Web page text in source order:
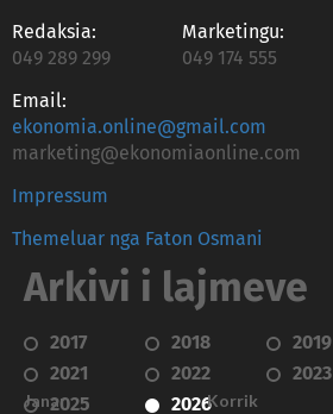
Redaksia:
049 289 299
Marketingu:
049 174 555
Email:
ekonomia.online@gmail.com
marketing@ekonomiaonline.com
Impressum
Themeluar nga Faton Osmani
Arkivi i lajmeve
2017 2018 2019
2021
2022 2023
2025
2026
Janar
Korrik